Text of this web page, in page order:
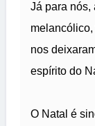
Já para nós,
nos
espírito do
O Natal é